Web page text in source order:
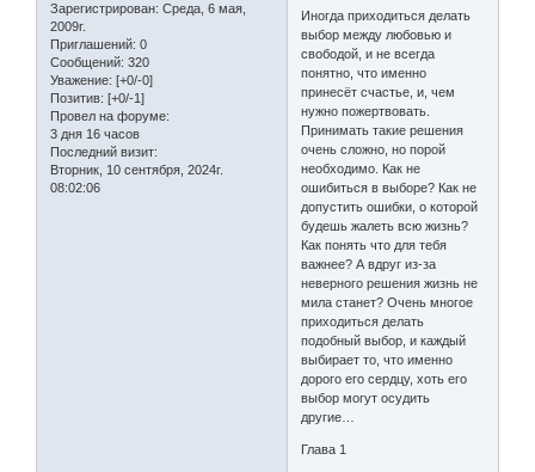
Зарегистрирован: Среда, 6 мая,
2009г.
Приглашений: 0
Сообщений: 320
Уважение: [+0/-0]
Позитив: [+0/-1]
Провел на форуме:
3 дня 16 часов
Последний визит:
Вторник, 10 сентября, 2024г.
08:02:06
Иногда приходиться делать
выбор между любовью и
свободой, и не всегда
понятно, что именно
принесёт счастье, и, чем
нужно пожертвовать.
Принимать такие решения
очень сложно, но порой
необходимо. Как не
ошибиться в выборе? Как не
допустить ошибки, о которой
будешь жалеть всю жизнь?
Как понять что для тебя
важнее? А вдруг из-за
неверного решения жизнь не
мила станет? Очень многое
приходиться делать
подобный выбор, и каждый
выбирает то, что именно
дорого его сердцу, хоть его
выбор могут осудить
другие…
Глава 1